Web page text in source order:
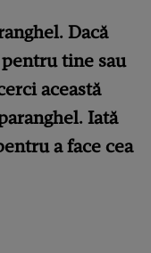
Dacă
tine sau
această
Iată
a face cea